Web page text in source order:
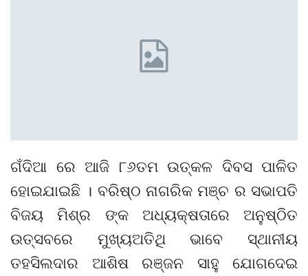
ଗଁଦିଆ ରେ ଆଜି ୮୬ତମ ଉତ୍କଳ ଦିବସ ପାଳିତ
ହୋଇଯାଇଛି । ବରିଷ୍ଠ ନାଗରିକ ମଞ୍ଚ ର ସଭାପତି
ବିଜୟ ମିଶ୍ର ଙ୍କ ଅଧ୍ୟକ୍ଷତାରେ ଅନୁଷ୍ଠିତ
ଉତ୍ସବରେ ମୁଖ୍ୟଅତିଥି ଭାବେ ସ୍ଥାନୀୟ
ତହସିଲଦାର ଆଶିଷ ରଞ୍ଜନ ସାହୁ ଯୋଗଦେଇ